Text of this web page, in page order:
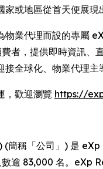
或地區從首天便展現
業代理而設的專屬
者，提供即時資訊
全球化、物業代理主
，歡迎瀏覽 https://
稱「公司」) 是 eXp
逾 83,000 名。eXp